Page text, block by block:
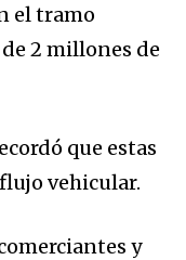
el tramo
2 millones de
que estas
vehicular.
y